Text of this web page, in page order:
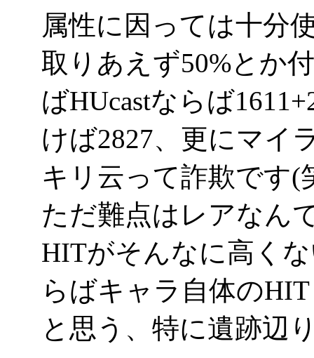
属性に因っては十分
取りあえず50%とか
ばHUcastならば
けば2827、更にマ
キリ云って詐欺です(
ただ難点はレアなん
HITがそんなに高く
らばキャラ自体の
と思う、特に遺跡辺